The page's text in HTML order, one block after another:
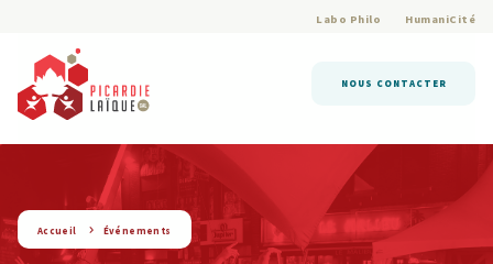
Labo Philo HumaniCité
NOUS CONTACTER
string(9) « evenement »
Accueil Événements